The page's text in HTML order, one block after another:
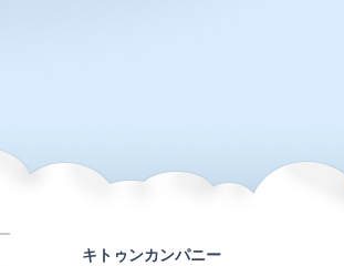
キトゥンカンパニー